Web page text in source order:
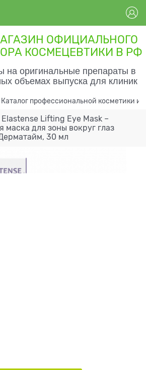
ОФИЦИАЛЬНОГО
КОСМЕЦЕВТИКИ В РФ
на оригинальные препараты в
объемах выпуска для клиник
Каталог профессиональной косметики и
Lifting Eye Mask –
маска для зоны вокруг глаз
30 мл